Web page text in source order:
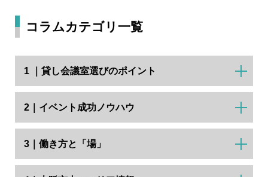
コラムカテゴリ一覧
1 ｜貸し会議室選びのポイント
2｜イベント成功ノウハウ
3｜働き方と「場」